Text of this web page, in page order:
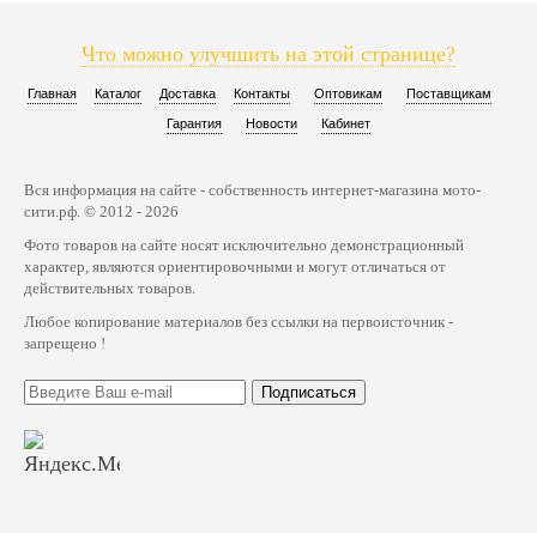
Что можно улучшить на этой странице?
Главная Каталог Доставка Контакты Оптовикам Поставщикам
Гарантия Новости Кабинет
Вся информация на сайте - собственность интернет-магазина мото-
сити.рф. © 2012 - 2026
Фото товаров на сайте носят исключительно демонстрационный
характер, являются ориентировочными и могут отличаться от
действительных товаров.
Любое копирование материалов без ссылки на первоисточник -
запрещено !